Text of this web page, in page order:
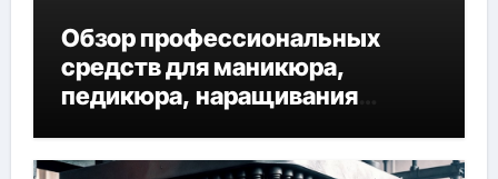
Обзор профессиональных
средств для маникюра,
педикюра, наращивания